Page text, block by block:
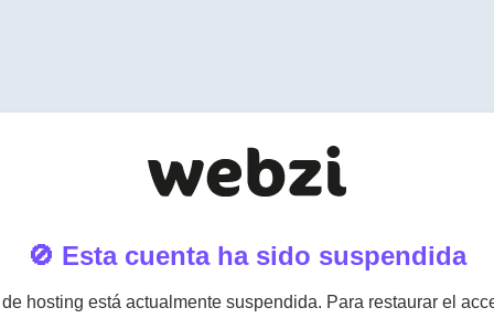
🚫 Esta cuenta ha sido suspendida
hosting está actualmente suspendida. Para restaurar el